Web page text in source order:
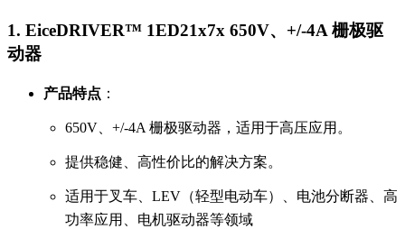
1. EiceDRIVER™ 1ED21x7x 650V、+/-4A 栅极驱
动器
产品特点 ：
650V、+/-4A 栅极驱动器，适用于高压应用。
提供稳健、高性价比的解决方案。
适用于叉车、LEV（轻型电动车）、电池分断器、高
功率应用、电机驱动器等领域